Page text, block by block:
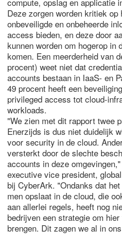
Deze zorgen worden kritiek op
onbeveiligde en onbeheerde
access bieden, en deze door
kunnen worden om hogerop
komen. Een meerderheid van
procent) weet niet dat
accounts bestaan in IaaS- en
49 procent heeft een
privileged access tot cloud-
workloads.
"We zien met dit rapport twee
Enerzijds is dus niet duidelijk
voor security in de cloud.
versterkt door de slechte
accounts in deze
executive vice president,
bij CyberArk. "Ondanks dat
men opslaat in de cloud, die
aan allerlei regels, heeft nog
bedrijven een strategie om
brengen. Dit zagen we al in